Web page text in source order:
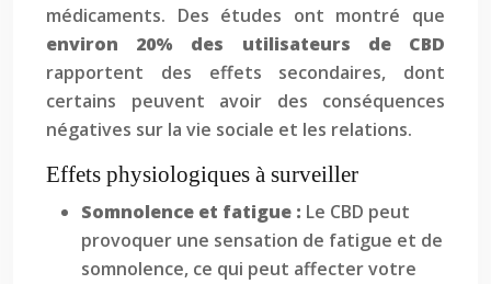
médicaments. Des études ont montré que
environ 20% des utilisateurs de CBD
rapportent des effets secondaires, dont
certains peuvent avoir des conséquences
négatives sur la vie sociale et les relations.
Effets physiologiques à surveiller
Somnolence et fatigue : Le CBD peut
provoquer une sensation de fatigue et de
somnolence, ce qui peut affecter votre